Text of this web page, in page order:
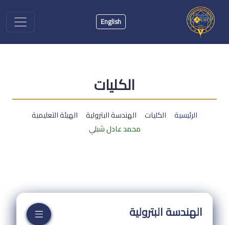
English
الكليات
الرئيسية الكليات الهندسة البترولية
الهيئة التعليمية
محمد عادل شبلي
الهندسة البترولية